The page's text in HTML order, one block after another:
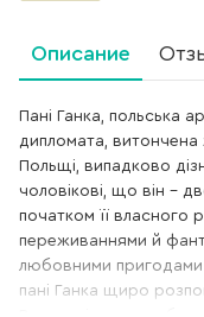
Описание
Пані Ганка, польська
дипломата,
Польщі, випадково
чоловікові, що він –
початком її власного
переживаннями й
любовними пригодами
пані Ганка щиро